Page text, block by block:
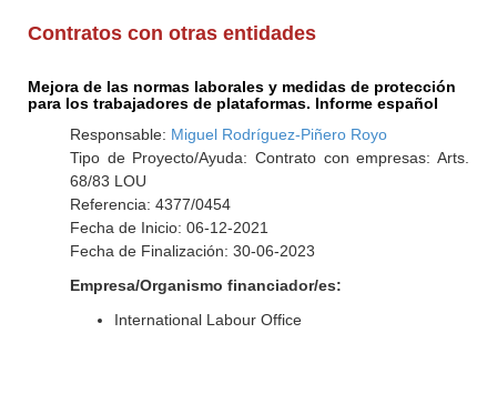
Contratos con otras entidades
Mejora de las normas laborales y medidas de protección
para los trabajadores de plataformas. Informe español
Responsable: Miguel Rodríguez-Piñero Royo
Tipo de Proyecto/Ayuda: Contrato con empresas: Arts.
68/83 LOU
Referencia: 4377/0454
Fecha de Inicio: 06-12-2021
Fecha de Finalización: 30-06-2023
Empresa/Organismo financiador/es:
International Labour Office